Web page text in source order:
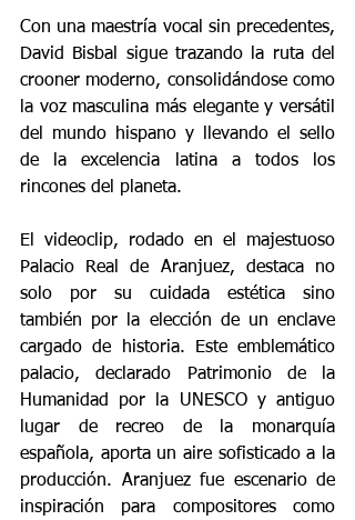
Con una maestría vocal sin precedentes,
David Bisbal sigue trazando la ruta del
crooner moderno, consolidándose como
la voz masculina más elegante y versátil
del mundo hispano y llevando el sello
de la excelencia latina a todos los
rincones del planeta.
El videoclip, rodado en el majestuoso
Palacio Real de Aranjuez, destaca no
solo por su cuidada estética sino
también por la elección de un enclave
cargado de historia. Este emblemático
palacio, declarado Patrimonio de la
Humanidad por la UNESCO y antiguo
lugar de recreo de la monarquía
española, aporta un aire sofisticado a la
producción. Aranjuez fue escenario de
inspiración para compositores como